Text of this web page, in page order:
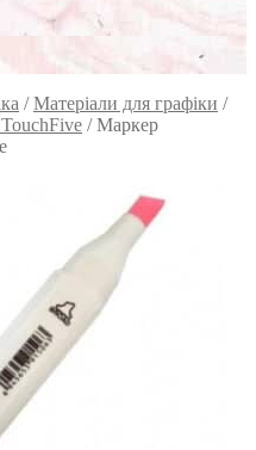
/Матеріали для графіки /
/Маркер